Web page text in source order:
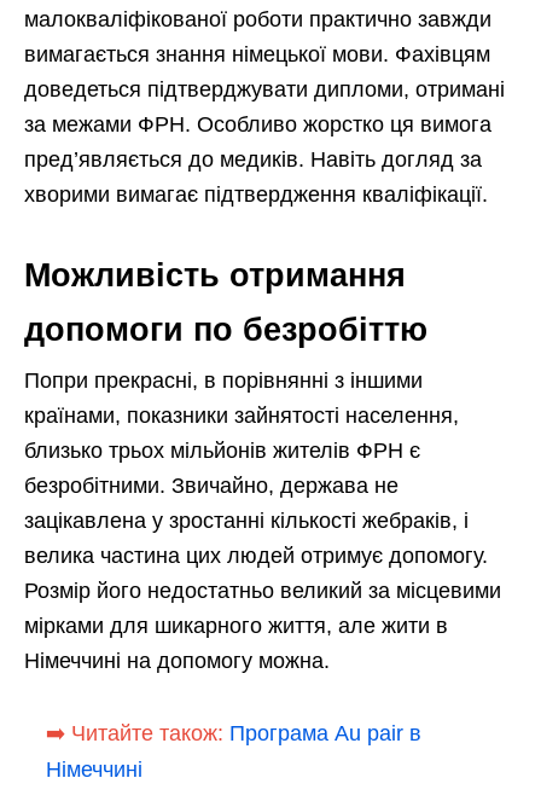
малокваліфікованої роботи практично завжди
вимагається знання німецької мови. Фахівцям
доведеться підтверджувати дипломи, отримані
за межами ФРН. Особливо жорстко ця вимога
пред’являється до медиків. Навіть догляд за
хворими вимагає підтвердження кваліфікації.
Можливість отримання
допомоги по безробіттю
Попри прекрасні, в порівнянні з іншими
країнами, показники зайнятості населення,
близько трьох мільйонів жителів ФРН є
безробітними. Звичайно, держава не
зацікавлена у зростанні кількості жебраків, і
велика частина цих людей отримує допомогу.
Розмір його недостатньо великий за місцевими
мірками для шикарного життя, але жити в
Німеччині на допомогу можна.
➡️ Читайте також: Програма Au pair в
Німеччині